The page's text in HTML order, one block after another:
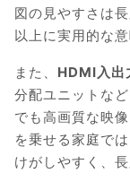
図の見やすさは
以上に実用的な
また、 HDMI入出
分配ユニットな
でも高画質な映
を乗せる家庭で
けがしやすく、